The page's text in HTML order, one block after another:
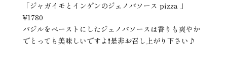
「ジャガイモとインゲンのジェノバソース pizza 」
¥1780
バジルをペーストにしたジェノバソースは香りも爽やか
でとっても美味しいですよ❗️是非お召し上がり下さい♪